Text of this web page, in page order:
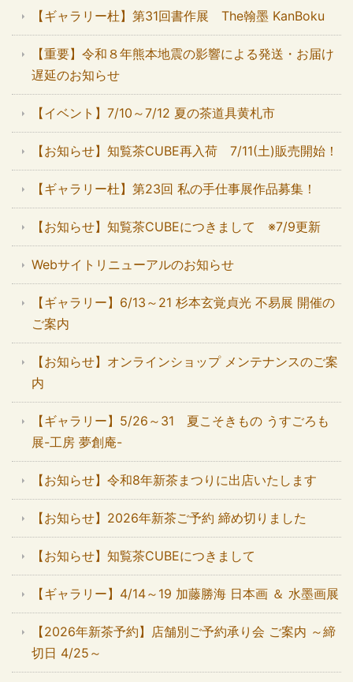
【ギャラリー杜】第31回書作展 The翰墨 KanBoku
【重要】令和８年熊本地震の影響による発送・お届け
遅延のお知らせ
【イベント】7/10～7/12 夏の茶道具黄札市
【お知らせ】知覧茶CUBE再入荷 7/11(土)販売開始！
【ギャラリー杜】第23回 私の手仕事展作品募集！
【お知らせ】知覧茶CUBEにつきまして ※7/9更新
Webサイトリニューアルのお知らせ
【ギャラリー】6/13～21 杉本玄覚貞光 不易展 開催の
ご案内
【お知らせ】オンラインショップ メンテナンスのご案
内
【ギャラリー】5/26～31 夏こそきもの うすごろも
展-工房 夢創庵-
【お知らせ】令和8年新茶まつりに出店いたします
【お知らせ】2026年新茶ご予約 締め切りました
【お知らせ】知覧茶CUBEにつきまして
【ギャラリー】4/14～19 加藤勝海 日本画 ＆ 水墨画展
【2026年新茶予約】店舗別ご予約承り会 ご案内 ～締
切日 4/25～